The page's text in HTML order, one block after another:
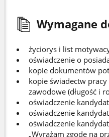
Wymagane
życiorys i list
oświadczenie o
kopie dokumentów
kopie świadectw
zawodowe (długość i
oświadczenie
oświadczenie
oświadczenie
„Wyrażam zgodę na